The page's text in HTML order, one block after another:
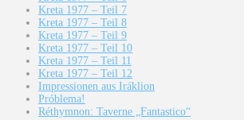
Kreta 1977 – Teil 7
Kreta 1977 – Teil 8
Kreta 1977 – Teil 9
Kreta 1977 – Teil 10
Kreta 1977 – Teil 11
Kreta 1977 – Teil 12
Impressionen aus Iráklion
Próblema!
Réthymnon: Taverne „Fantastico“